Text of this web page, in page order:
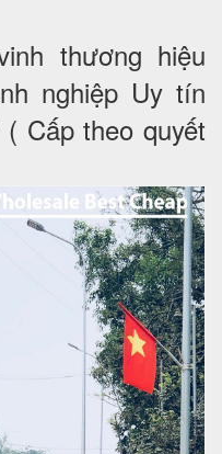
thương hiệu
nghiệp Uy tín
Cấp theo quyết